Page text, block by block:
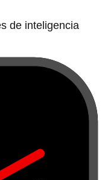
de inteligencia